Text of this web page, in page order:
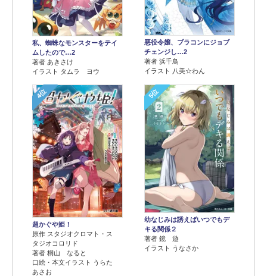
私、蜘蛛なモンスターをテイ
ムしたので…2
著者 あきさけ
イラスト タムラ ヨウ
悪役令嬢、ブラコンにジョブ
チェンジし…2
著者 浜千鳥
イラスト 八美☆わん
4位
超かぐや姫！
原作 スタジオクロマト・ス
タジオコロリド
著者 桐山 なると
口絵・本文イラスト うらた
あさお
5位
幼なじみは誘えばいつでもデ
キる関係２
著者 鏡 遊
イラスト うなさか